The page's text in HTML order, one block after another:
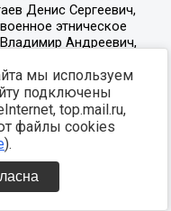
мы используем
подключены
top.mail.ru,
файлы cookies
).